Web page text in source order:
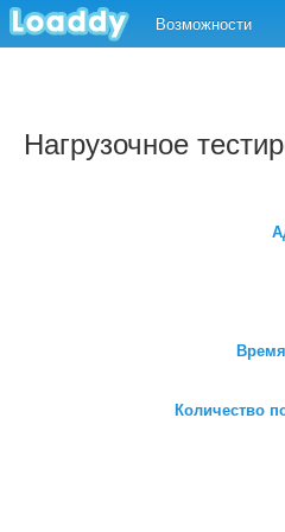
Возможности
Нагрузочное
Количество